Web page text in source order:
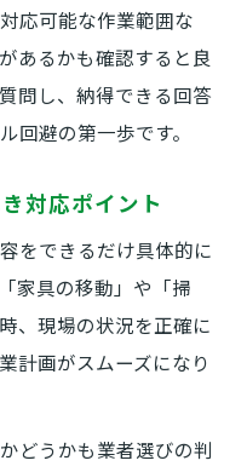
頼性確認ポイント
で信頼度を見抜く方
されない見極めポイ
応可能な作業範囲な
あるかも確認すると良
問し、納得できる回答
回避の第一歩です。
対応ポイント
をできるだけ具体的に
家具の移動」や「掃
、現場の状況を正確に
計画がスムーズになり
どうかも業者選びの判